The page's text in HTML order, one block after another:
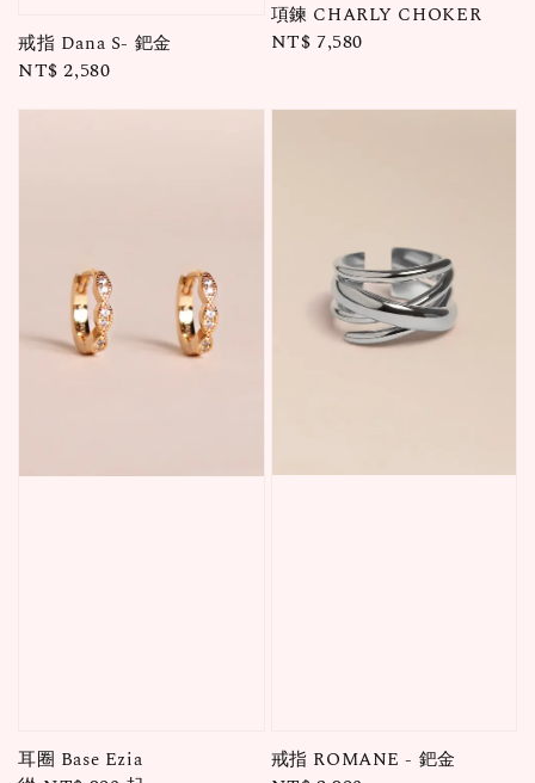
戒指 Dana S- 鈀金
Regular
NT$ 2,580
項鍊 CHARLY CHOKER
Regular
NT$ 7,580
耳圈 Base Ezia 戒指 ROMANE - 鈀金